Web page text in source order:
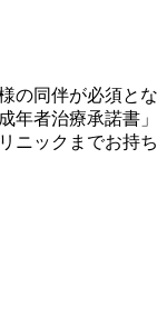
の同伴が必須とな
年者治療承諾書」
ニックまでお持ち